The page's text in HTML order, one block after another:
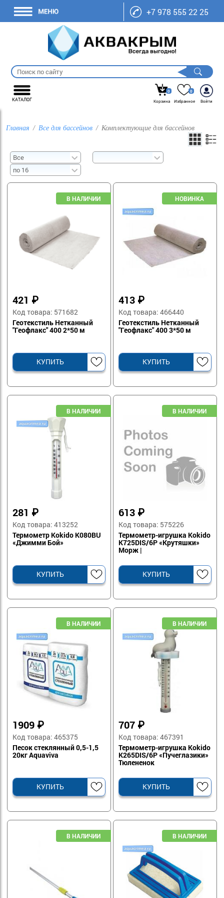
+7 978 555 22 25
КАТАЛОГ
0
Корзина
0
Избранное
Войти
Главная Все для бассейнов Комплектующие для бассейнов
421 ₽
Код товара: 571682
Геотекстиль Нетканный
"Геофлакс" 400 2*50 м
КУПИТЬ
413 ₽
Код товара: 466440
Геотекстиль Нетканный
"Геофлакс" 400 3*50 м
КУПИТЬ
281 ₽
Код товара: 413252
Термометр Kokido K080BU
«Джимми Бой»
КУПИТЬ
613 ₽
Код товара: 575226
Термометр-игрушка Kokido
K725DIS/6P «Крутяшки»
Морж |
КУПИТЬ
1909 ₽
Код товара: 465375
Песок стеклянный 0,5-1,5
20кг Aquaviva
КУПИТЬ
707 ₽
Код товара: 467391
Термометр-игрушка Kokido
K265DIS/6P «Пучеглазики»
Тюлененок
КУПИТЬ